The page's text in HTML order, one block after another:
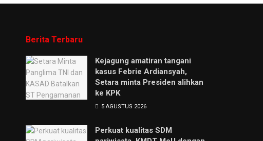
Berita Terbaru
Kejagung amatiran tangani
kasus Febrie Ardiansyah,
Setara minta Presiden alihkan
ke KPK
5 AGUSTUS 2026
Perkuat kualitas SDM